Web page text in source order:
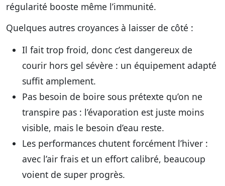
régularité booste même l’immunité.
Quelques autres croyances à laisser de côté :
Il fait trop froid, donc c’est dangereux de
courir hors gel sévère : un équipement adapté
suffit amplement.
Pas besoin de boire sous prétexte qu’on ne
transpire pas : l’évaporation est juste moins
visible, mais le besoin d’eau reste.
Les performances chutent forcément l’hiver :
avec l’air frais et un effort calibré, beaucoup
voient de super progrès.